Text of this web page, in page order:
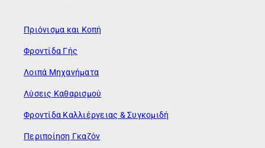
Πριόνισμα και Κοπή
Φροντίδα Γής
Λοιπά Μηχανήματα
Λύσεις Καθαρισμού
Φροντίδα Καλλιέργειας & Συγκομιδή
Περιποίηση Γκαζόν